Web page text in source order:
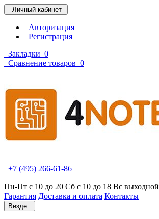
Личный кабинет
Авторизация
Регистрация
Закладки 0
Сравнение товаров 0
+7 (495) 266-61-86
Пн-Пт с 10 до 20 Сб с 10 до 18 Вс выходной
Гарантия Доставка и оплата Контакты
Везде